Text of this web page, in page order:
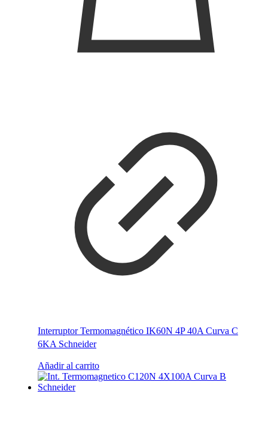
Interruptor Termomagnético IK60N 4P 40A Curva C
6KA Schneider
Añadir al carrito